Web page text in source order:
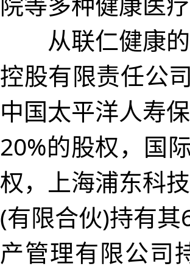
从联仁健康的
控股有限责任公
中国太平洋人寿
20%的股权，国
权，上海浦东科
(有限合伙)持有
产管理有限公司